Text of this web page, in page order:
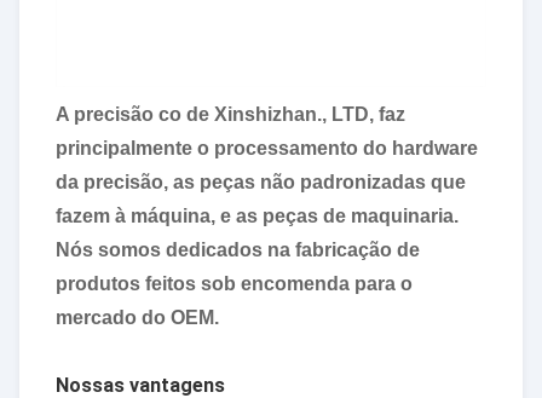
A precisão co de Xinshizhan., LTD, faz
principalmente o processamento do hardware
da precisão, as peças não padronizadas que
fazem à máquina, e as peças de maquinaria.
Nós somos dedicados na fabricação de
produtos feitos sob encomenda para o
mercado do OEM.
Nossas vantagens